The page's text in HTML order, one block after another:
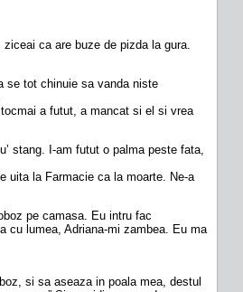
ca are buze de pizda la gura.
se tot chinuie sa vanda niste
a futut, a mancat si el si vrea
stang. I-am futut o palma peste fata,
uita la Farmacie ca la moarte. Ne-a
pe camasa. Eu intru fac
cu lumea, Adriana-mi zambea. Eu ma
si sa aseaza in poala mea, destul